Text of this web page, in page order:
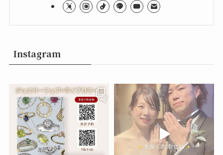
Instagram